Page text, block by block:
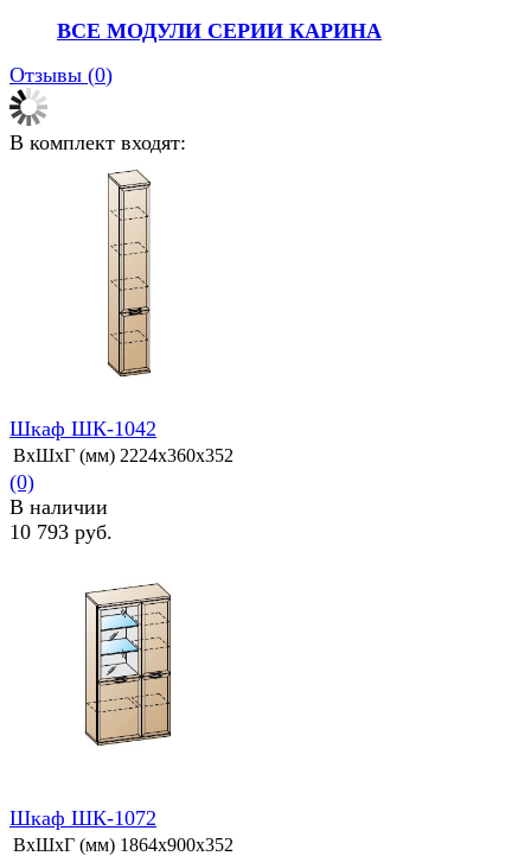
ВСЕ МОДУЛИ СЕРИИ КАРИНА
Отзывы (0)
В комплект входят:
сравнить
Шкаф ШК-1042
ВхШхГ (мм) 2224х360х352
(0)
В наличии
10 793 руб.
Шкаф ШК-1072
ВхШхГ (мм) 1864х900х352